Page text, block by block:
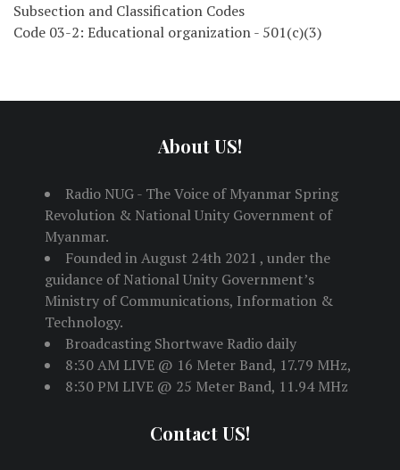
Subsection and Classification Codes
Code 03-2: Educational organization - 501(c)(3)
About US!
Radio NUG - The Voice of Myanmar Spring
Revolution & National Unity Government of
Myanmar.
Founded in August 24th 2021 , under the
guidance of National Unity Government’s
Ministry of Communications, Information &
Technology.
Broadcasting Shortwave Radio daily
8:30 AM LIVE @ 16 Meter Band, 17.79 MHz,
8:30 PM LIVE @ 25 Meter Band, 11.94 MHz
Contact US!